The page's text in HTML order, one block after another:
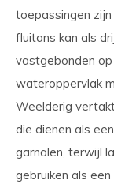
toepassingen zijn
fluitans kan als
vastgebonden
wateroppervlak
Weelderig
die dienen als
garnalen, terwijl
gebruiken als